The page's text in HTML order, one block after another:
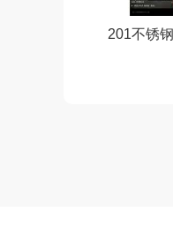
201不锈